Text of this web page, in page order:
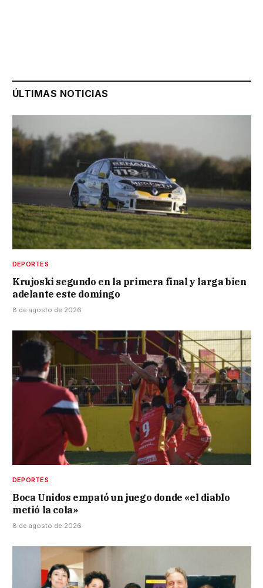
ÚLTIMAS NOTICIAS
DEPORTES
Krujoski segundo en la primera final y larga bien
adelante este domingo
8 de agosto de 2026
DEPORTES
Boca Unidos empató un juego donde «el diablo
metió la cola»
8 de agosto de 2026